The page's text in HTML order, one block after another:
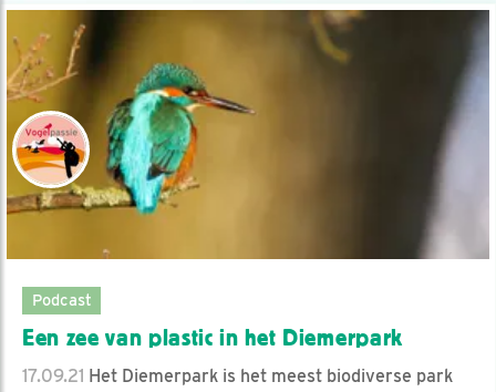
Podcast
Een zee van plastic in het Diemerpark
17.09.21 Het Diemerpark is het meest biodiverse park